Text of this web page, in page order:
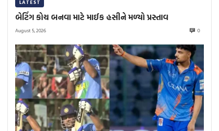
LATEST
બેટિંગ કોચ બનવા માટે માઈક હસીને મળ્યો પ્રસ્તાવ
August 5, 2026 0